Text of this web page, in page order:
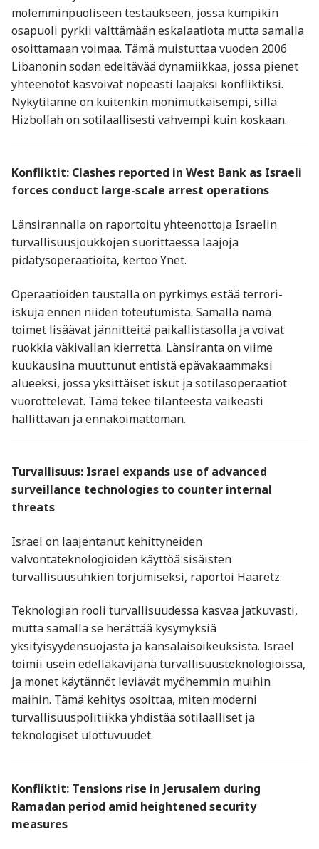
molemminpuoliseen testaukseen, jossa kumpikin
osapuoli pyrkii välttämään eskalaatiota mutta samalla
osoittamaan voimaa. Tämä muistuttaa vuoden 2006
Libanonin sodan edeltävää dynamiikkaa, jossa pienet
yhteenotot kasvoivat nopeasti laajaksi konfliktiksi.
Nykytilanne on kuitenkin monimutkaisempi, sillä
Hizbollah on sotilaallisesti vahvempi kuin koskaan.
Konfliktit: Clashes reported in West Bank as Israeli
forces conduct large-scale arrest operations
Länsirannalla on raportoitu yhteenottoja Israelin
turvallisuusjoukkojen suorittaessa laajoja
pidätysoperaatioita, kertoo Ynet.
Operaatioiden taustalla on pyrkimys estää terrori-
iskuja ennen niiden toteutumista. Samalla nämä
toimet lisäävät jännitteitä paikallistasolla ja voivat
ruokkia väkivallan kierrettä. Länsiranta on viime
kuukausina muuttunut entistä epävakaammaksi
alueeksi, jossa yksittäiset iskut ja sotilasoperaatiot
vuorottelevat. Tämä tekee tilanteesta vaikeasti
hallittavan ja ennakoimattoman.
Turvallisuus: Israel expands use of advanced
surveillance technologies to counter internal
threats
Israel on laajentanut kehittyneiden
valvontateknologioiden käyttöä sisäisten
turvallisuusuhkien torjumiseksi, raportoi Haaretz.
Teknologian rooli turvallisuudessa kasvaa jatkuvasti,
mutta samalla se herättää kysymyksiä
yksityisyydensuojasta ja kansalaisoikeuksista. Israel
toimii usein edelläkävijänä turvallisuusteknologioissa,
ja monet käytännöt leviävät myöhemmin muihin
maihin. Tämä kehitys osoittaa, miten moderni
turvallisuuspolitiikka yhdistää sotilaalliset ja
teknologiset ulottuvuudet.
Konfliktit: Tensions rise in Jerusalem during
Ramadan period amid heightened security
measures